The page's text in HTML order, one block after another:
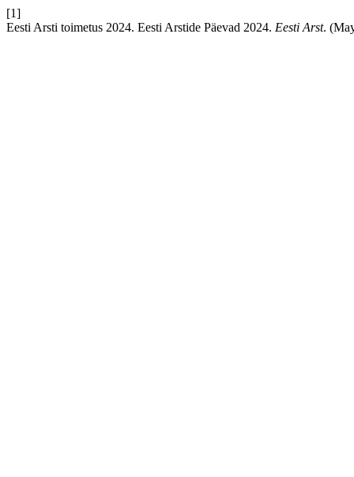
[1]
Eesti Arsti toimetus 2024. Eesti Arstide Päevad 2024. Eesti Arst.